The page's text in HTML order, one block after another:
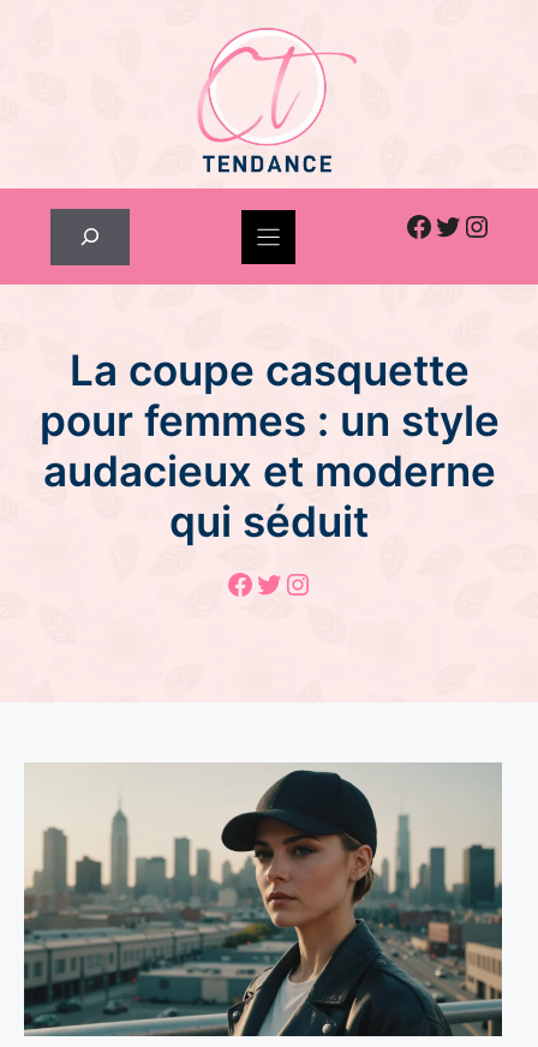
Facebook
Twitter
La coupe casquette
pour femmes : un style
audacieux et moderne
qui séduit
Facebook
Twitter
Instagram